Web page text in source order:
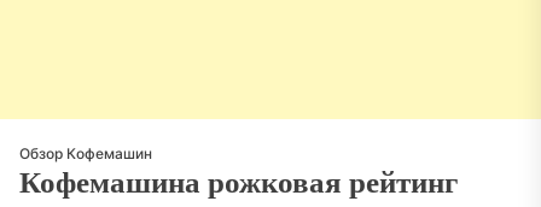
Обзор Кофемашин
Кофемашина рожковая рейтинг